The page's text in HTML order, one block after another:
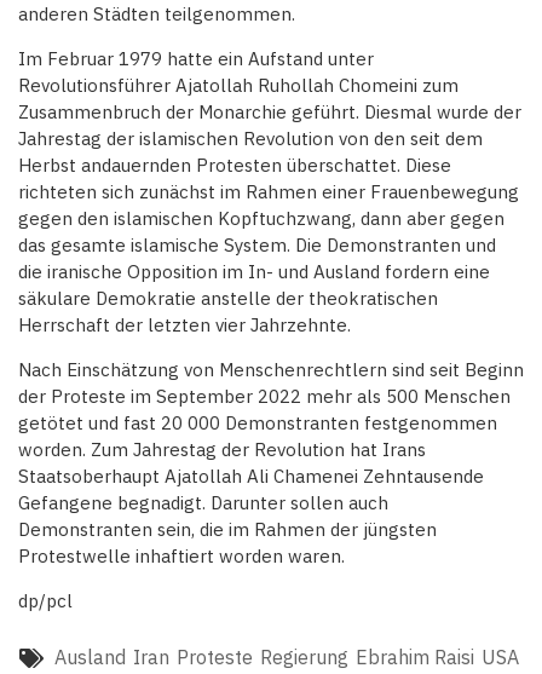
anderen Städten teilgenommen.
Im Februar 1979 hatte ein Aufstand unter
Revolutionsführer Ajatollah Ruhollah Chomeini zum
Zusammenbruch der Monarchie geführt. Diesmal wurde der
Jahrestag der islamischen Revolution von den seit dem
Herbst andauernden Protesten überschattet. Diese
richteten sich zunächst im Rahmen einer Frauenbewegung
gegen den islamischen Kopftuchzwang, dann aber gegen
das gesamte islamische System. Die Demonstranten und
die iranische Opposition im In- und Ausland fordern eine
säkulare Demokratie anstelle der theokratischen
Herrschaft der letzten vier Jahrzehnte.
Nach Einschätzung von Menschenrechtlern sind seit Beginn
der Proteste im September 2022 mehr als 500 Menschen
getötet und fast 20 000 Demonstranten festgenommen
worden. Zum Jahrestag der Revolution hat Irans
Staatsoberhaupt Ajatollah Ali Chamenei Zehntausende
Gefangene begnadigt. Darunter sollen auch
Demonstranten sein, die im Rahmen der jüngsten
Protestwelle inhaftiert worden waren.
dp/pcl
Ausland Iran Proteste Regierung Ebrahim Raisi USA